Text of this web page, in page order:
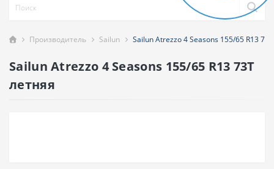
Производитель Sailun Sailun Atrezzo 4 Seasons 155/65 R13
Sailun Atrezzo 4 Seasons 155/65 R13 73T
летняя